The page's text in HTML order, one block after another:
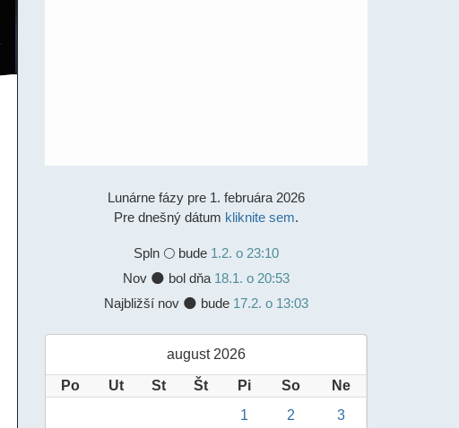
Lunárne fázy pre 1. februára 2026
Pre dnešný dátum kliknite sem.
Spln🌕 bude 1.2. o 23:10
Nov 🌑 bol dňa 18.1. o 20:53
Najbližší nov 🌑 bude 17.2. o 13:03
august 2026
Po Ut St Št Pi So
Ne
1
2 3